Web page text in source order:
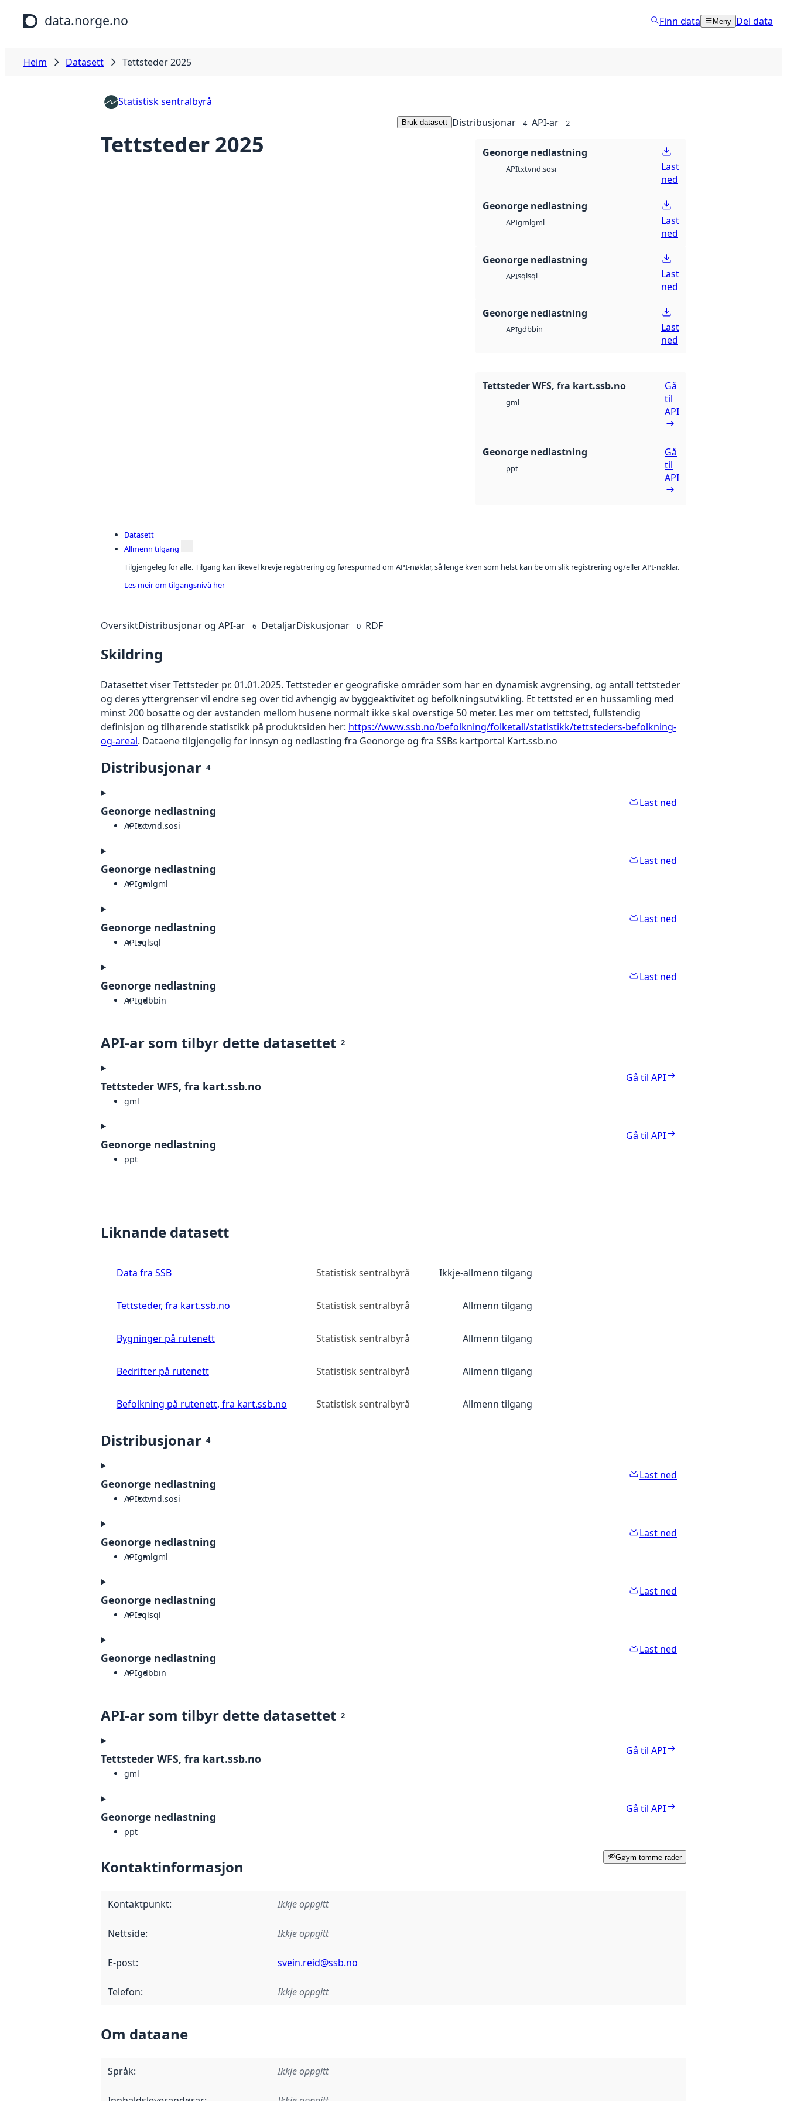
Hopp til hovudinnhald
data.norge.no Finn data Meny Del data
Heim Datasett Tettsteder 2025
Statistisk sentralbyrå
Tettsteder 2025
Bruk datasett Distribusjonar 4 API-ar 2
Geonorge nedlastning
APItxtvnd.sosi
Last
ned
Geonorge nedlastning
APIgmlgml
Last
ned
Geonorge nedlastning
APIsqlsql
Last
ned
Geonorge nedlastning
APIgdbbin
Last
ned
Tettsteder WFS, fra kart.ssb.no
gml
Gå
til
API
Geonorge nedlastning
ppt
Gå
til
API
Datasett
Allmenn tilgang
Tilgjengeleg for alle. Tilgang kan likevel krevje registrering og førespurnad om API-nøklar, så lenge kven som helst kan be om slik registrering og/eller API-nøklar.
Les meir om tilgangsnivå her
OversiktDistribusjonar og API-ar 6 DetaljarDiskusjonar 0 RDF
Skildring
Datasettet viser Tettsteder pr. 01.01.2025. Tettsteder er geografiske områder som har en dynamisk avgrensing, og antall tettsteder
og deres yttergrenser vil endre seg over tid avhengig av byggeaktivitet og befolkningsutvikling. Et tettsted er en hussamling med
minst 200 bosatte og der avstanden mellom husene normalt ikke skal overstige 50 meter. Les mer om tettsted, fullstendig
definisjon og tilhørende statistikk på produktsiden her: https://www.ssb.no/befolkning/folketall/statistikk/tettsteders-befolkning-
og-areal. Dataene tilgjengelig for innsyn og nedlasting fra Geonorge og fra SSBs kartportal Kart.ssb.no
Distribusjonar 4
Geonorge nedlastning
APItxtvnd.sosi
Last ned
Geonorge nedlastning
APIgmlgml
Last ned
Geonorge nedlastning
APIsqlsql
Last ned
Geonorge nedlastning
APIgdbbin
Last ned
API-ar som tilbyr dette datasettet 2
Tettsteder WFS, fra kart.ssb.no
gml
Gå til API
Geonorge nedlastning
ppt
Gå til API
Liknande datasett
Data fra SSB Statistisk sentralbyrå Ikkje-allmenn tilgang
Tettsteder, fra kart.ssb.no Statistisk sentralbyrå Allmenn tilgang
Bygninger på rutenett Statistisk sentralbyrå Allmenn tilgang
Bedrifter på rutenett Statistisk sentralbyrå Allmenn tilgang
Befolkning på rutenett, fra kart.ssb.no Statistisk sentralbyrå Allmenn tilgang
Distribusjonar 4
Geonorge nedlastning
APItxtvnd.sosi
Last ned
Geonorge nedlastning
APIgmlgml
Last ned
Geonorge nedlastning
APIsqlsql
Last ned
Geonorge nedlastning
APIgdbbin
Last ned
API-ar som tilbyr dette datasettet 2
Tettsteder WFS, fra kart.ssb.no
gml
Gå til API
Geonorge nedlastning
ppt
Gå til API
Gøym tomme rader
Kontaktinformasjon
Kontaktpunkt: Ikkje oppgitt
Nettside: Ikkje oppgitt
E-post: svein.reid@ssb.no
Telefon: Ikkje oppgitt
Om dataane
Språk: Ikkje oppgitt